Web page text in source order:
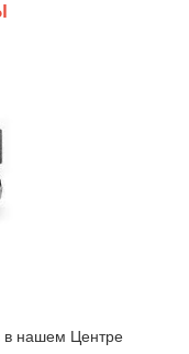
в нашем Центре